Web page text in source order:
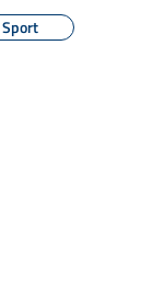
Sport